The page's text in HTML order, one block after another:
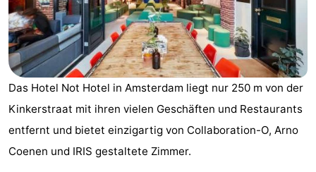
Appartements
Campingplätze
Ferienhäuser
Het
-
Das Hotel Not Hotel in Amsterdam liegt nur 250 m von der
Kinkerstraat mit ihren vielen Geschäften und Restaurants
entfernt und bietet einzigartig von Collaboration-O, Arno
Coenen und IRIS gestaltete Zimmer.